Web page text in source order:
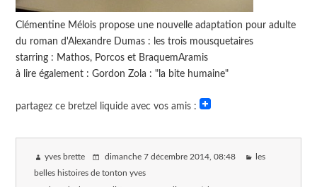
Clémentine Mélois propose une nouvelle adaptation pour adulte
du roman d'Alexandre Dumas : les trois mousquetaires
starring : Mathos, Porcos et BraquemAramis
à lire également : Gordon Zola : "la bite humaine"
partagez ce bretzel liquide avec vos amis :
yves brette dimanche 7 décembre 2014, 08:48 les
belles histoires de tonton yves